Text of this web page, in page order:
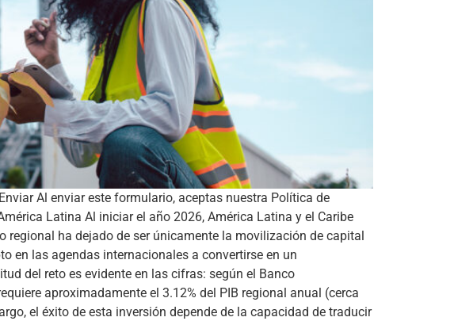
Enviar Al enviar este formulario, aceptas nuestra Política de
Latina Al iniciar el año 2026, América Latina y el Caribe
regional ha dejado de ser únicamente la movilización de capital
en las agendas internacionales a convertirse en un
del reto es evidente en las cifras: según el Banco
aproximadamente el 3.12% del PIB regional anual (cerca
el éxito de esta inversión depende de la capacidad de traducir